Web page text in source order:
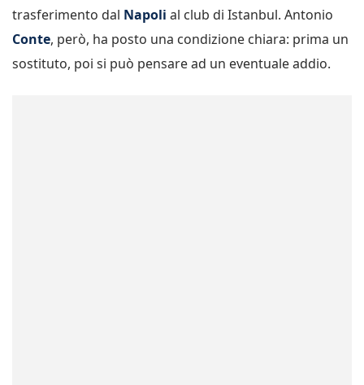
trasferimento dal Napoli al club di Istanbul. Antonio
Conte, però, ha posto una condizione chiara: prima un
sostituto, poi si può pensare ad un eventuale addio.